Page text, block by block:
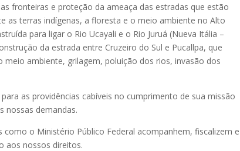
fronteiras e proteção da ameaça das estradas que estão
as terras indígenas, a floresta e o meio ambiente no Alto
para ligar o Rio Ucayali e o Rio Juruá (Nueva Itália –
da estrada entre Cruzeiro do Sul e Pucallpa, que
ambiente, grilagem, poluição dos rios, invasão dos
as providências cabíveis no cumprimento de sua missão
nossas demandas.
o Ministério Público Federal acompanhem, fiscalizem e
aos nossos direitos.